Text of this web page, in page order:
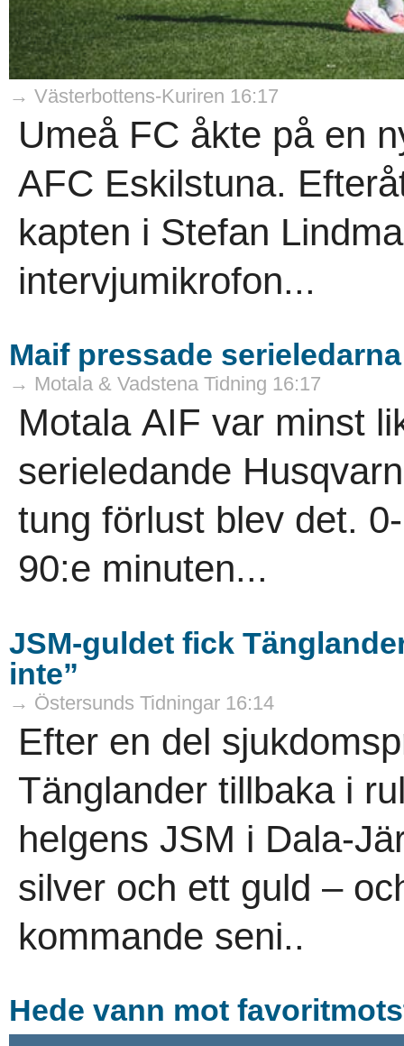
→ Västerbottens-Kuriren 16:17
Umeå FC åkte på en
AFC Eskilstuna.
kapten i Stefan
intervjumikrofon...
Maif pressade
→ Motala & Vadstena Tidning 16:17
Motala AIF var minst
serieledande
tung förlust blev det.
90:e minuten...
JSM-guldet fick
inte”
→ Östersunds Tidningar 16:14
Efter en del
Tänglander tillbaka i
helgens JSM i Dala-
silver och ett guld –
kommande seni..
Hede vann mot